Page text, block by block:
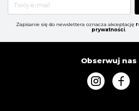
Zapisanie się do newslettera oznacza akceptację
prywatności.
Obserwuj nas